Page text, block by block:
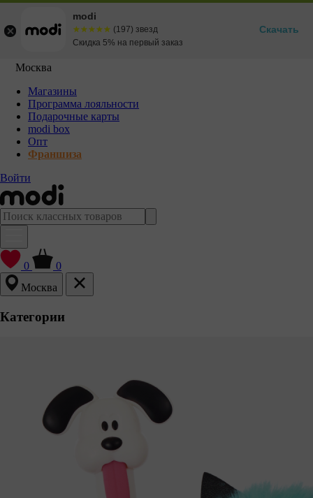
Москва
Магазины
Программа лояльности
Подарочные карты
modi box
Опт
Франшиза
Войти
0
0
Москва
Категории
modi
☆☆☆☆☆
★★★★★ (197) звезд
Скидка 5% на первый заказ
Скачать